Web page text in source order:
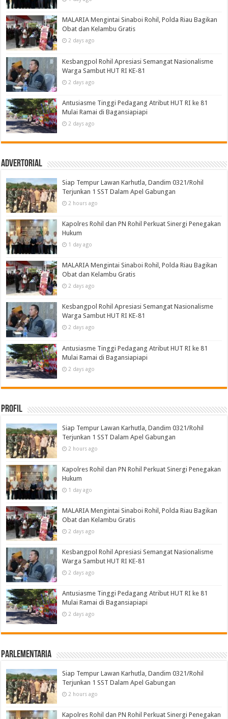
MALARIA Mengintai Sinaboi Rohil, Polda Riau Bagikan
Obat dan Kelambu Gratis
2 days ago
Kesbangpol Rohil Apresiasi Semangat Nasionalisme
Warga Sambut HUT RI KE-81
2 days ago
Antusiasme Tinggi Pedagang Atribut HUT RI ke 81
Mulai Ramai di Bagansiapiapi
2 days ago
Advertorial
Siap Tempur Lawan Karhutla, Dandim 0321/Rohil
Terjunkan 1 SST Dalam Apel Gabungan
2 hours ago
Kapolres Rohil dan PN Rohil Perkuat Sinergi Penegakan
Hukum
1 day ago
MALARIA Mengintai Sinaboi Rohil, Polda Riau Bagikan
Obat dan Kelambu Gratis
2 days ago
Kesbangpol Rohil Apresiasi Semangat Nasionalisme
Warga Sambut HUT RI KE-81
2 days ago
Antusiasme Tinggi Pedagang Atribut HUT RI ke 81
Mulai Ramai di Bagansiapiapi
2 days ago
Profil
Siap Tempur Lawan Karhutla, Dandim 0321/Rohil
Terjunkan 1 SST Dalam Apel Gabungan
2 hours ago
Kapolres Rohil dan PN Rohil Perkuat Sinergi Penegakan
Hukum
1 day ago
MALARIA Mengintai Sinaboi Rohil, Polda Riau Bagikan
Obat dan Kelambu Gratis
2 days ago
Kesbangpol Rohil Apresiasi Semangat Nasionalisme
Warga Sambut HUT RI KE-81
2 days ago
Antusiasme Tinggi Pedagang Atribut HUT RI ke 81
Mulai Ramai di Bagansiapiapi
2 days ago
Parlementaria
Siap Tempur Lawan Karhutla, Dandim 0321/Rohil
Terjunkan 1 SST Dalam Apel Gabungan
2 hours ago
Kapolres Rohil dan PN Rohil Perkuat Sinergi Penegakan